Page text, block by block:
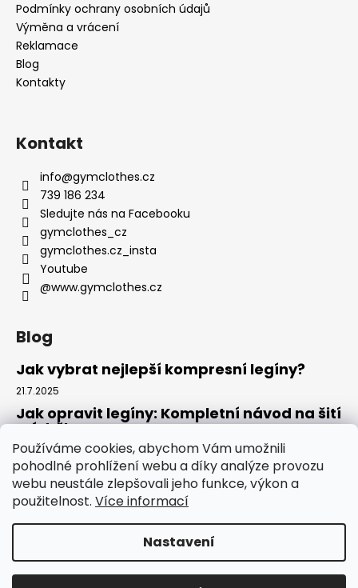
Používáme cookies, abychom Vám umožnili
pohodlné prohlížení webu a díky analýze provozu
webu neustále zlepšovali jeho funkce, výkon a
použitelnost. Více informací
Nastavení
Podmínky ochrany osobních údajů
Výměna a vrácení
Reklamace
Blog
Kontakty
Kontakt
info@gymclothes.cz
739 186 234
Sledujte nás na Facebooku
gymclothes_cz
gymclothes.cz_insta
Youtube
@www.gymclothes.cz
Blog
Jak vybrat nejlepší kompresní legíny?
21.7.2025
Jak opravit legíny: Kompletní návod na šití
a údržbu
14.7.2025
Kde koupit legíny: Komplexní návod pro
tento rok
4.7.2025
Copyright 2026GYMCLOTHES.CZ. Všechna práva